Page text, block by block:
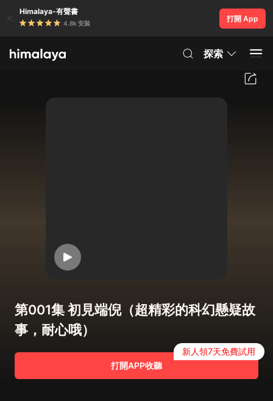
Himalaya-有聲書
4.8k 安裝
打開 App
探索
第001集 初見端倪（超精彩的科幻懸疑故
事，耐心哦）
打開APP收聽
新人領7天免費試用